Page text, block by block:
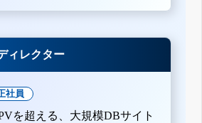
ィレクター
社員
を超える、大規模DBサイト